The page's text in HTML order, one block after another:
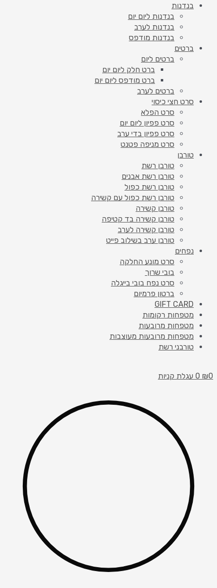
בנדנות
בנדנות ליום יום
בנדנות לערב
בנדנות מודפס
ברטים
ברטים ליום
ברט חלק ליום יום
ברט מודפס ליום יום
ברטים לערב
סרט חצי כיסוי
סרט הפלא
סרט פפיון ליום יום
סרט פפיון בדי ערב
סרט מניפה פטנט
טורבן
טורבן רשת
טורבן רשת אבנים
טורבן רשת כפול
טורבן רשת כפול עם קשירה
טורבן קשירה
טורבן קשירה בד קטיפה
טורבן קשירה לערב
טורבן ערב בשילוב פייט
נפחים
סרט מונע החלקה
בובי שרוך
סרט נפח בובי בייגלה
ברטון פרמיום
GIFT CARD
מטפחות רקומות
מטפחות מרובעות
מטפחות מרובעות מעוצבות
טורבני רשת
₪0
0 עגלת קניות